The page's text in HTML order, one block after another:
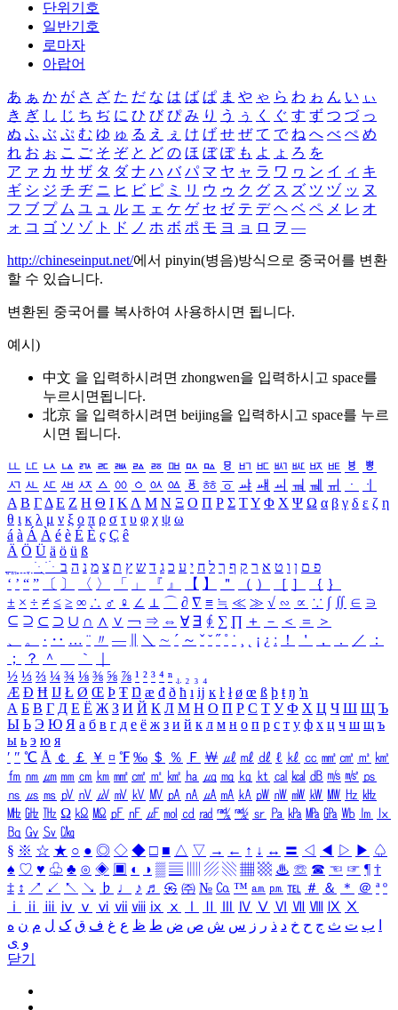
단위기호
일반기호
로마자
아랍어
あ ぁ か が さ ざ た だ な は ば ぱ ま や ゃ ら わ ゎ ん い ぃ
き ぎ し じ ち ぢ に ひ び ぴ み り う ぅ く ぐ す ず つ づ っ
ぬ ふ ぶ ぷ む ゆ ゅ る え ぇ け げ せ ぜ て で ね へ べ ぺ め
れ お ぉ こ ご そ ぞ と ど の ほ ぼ ぽ も よ ょ ろ を
ア ァ カ サ ザ タ ダ ナ ハ バ パ マ ヤ ャ ラ ワ ヮ ン イ ィ キ
ギ シ ジ チ ヂ ニ ヒ ビ ピ ミ リ ウ ゥ ク グ ス ズ ツ ヅ ッ ヌ
フ ブ プ ム ユ ュ ル エ ェ ケ ゲ セ ゼ テ デ ヘ ベ ペ メ レ オ
ォ コ ゴ ソ ゾ ト ド ノ ホ ボ ポ モ ヨ ョ ロ ヲ ―
http://chineseinput.net/에서 pinyin(병음)방식으로 중국어를 변환
할 수 있습니다.
변환된 중국어를 복사하여 사용하시면 됩니다.
예시)
中文 을 입력하시려면 zhongwen을 입력하시고 space를
누르시면됩니다.
北京 을 입력하시려면 beijing을 입력하시고 space를 누르
시면 됩니다.
ㅥ ㅦ ㅧ ㅨ ㅩ ㅪ ㅫ ㅬ ㅭ ㅮ ㅯ ㅰ ㅱ ㅲ ㅳ ㅴ ㅵ ㅶ ㅷ ㅸ
ㅹ
ㅺ ㅻ ㅼ ㅽ ㅾ ㅿ ㆀ ㆁ ㆂ ㆃ ㆄ ㆅ ㆆ ㆇ ㆈ ㆉ ㆊ ㆋ ㆌ ㆍ
ㆎ
Α Β ΓΔ Ε Ζ Η Θ Ι ΚΛ Μ Ν Ξ Ο Π Ρ Σ ΤΥ Φ Χ Ψ Ω α β γ δ ε ζ η
θ ι κ λ μ ν ξ ο π ρ σ τ υ φ χ ψ ω
á à Á À é è É È ç Ç ê
Ä Ö Ü ä ö ü ß
ִֶֹ ֻּ ׁׂ פ ם ן ו ט א ר ק ף ך ל ח י ע כ ג ד ש ץ ת צ מ נ ה ב
‘ ’ “ ” 〔 〕 〈 〉 「 」 『 』 【 】 ＂ （ ） ［ ］ ｛ ｝
± × ÷ ≠ ≤ ≥ ∞ ∴ ♂ ♀ ∠ ⊥ ⌒ ∂ ∇ ≡ ≒ ≪ ≫ √ ∽ ∝ ∵ ∫ ∬ ∈ ∋
⊆ ⊇ ⊂ ⊃ ∪ ∩ ∧ ∨ ￢ ⇒ ⇔ ∀ ∃ ∮ ∑ ∏ ＋ － ＜ ＝
＞
、
。 · ‥ … ¨ 〃 ― ＼ ∼ ´ ～ ˇ ˘ ˝ ˚ ˙ ¸ ¡ ¿ ː ！ ＇ ， ． ／
：
；
？ ＾ ｀
½ ⅓ ⅔ ¼ ¾ ⅛ ⅜ ⅝ ⅞ ¹ ² ³ ⁴ ⁿ ₁ ₂ ₃ ₄
Æ Ð Ħ Ĳ Ł Ø Œ Þ Ŧ Ŋ æ đ ð ħ ı ĳ ĸ ŀ ł ø œ ß þ ŧ ŋ ŉ
А Б В Г Д Е Ё Ж З И Й К Л М Н О П Р С Т У Ф Х Ц Ч Ш Щ Ъ
Ы Ь Э Ю Я а б в г д е ё ж з и й к л м н о п р с т у ф х ц ч ш щ ъ
ы ь э ю я
′ ″ ℃ Å ￠ ￡ ￥ ¤ ℉ ‰ ＄ ％ Ｆ ￦ ㎕ ㎖ ㎗ ℓ ㎘ ㏄ ㎣ ㎤ ㎥ ㎦
㎙ ㎚ ㎛ ㎜ ㎝ ㎞ ㎟ ㎠ ㎡ ㎢ ㏊ ㎍ ㎎ ㎏ ㏏ ㎈ ㎉ ㏈ ㎧ ㎨ ㎰
㎱ ㎲ ㎳ ㎴ ㎵ ㎶ ㎷ ㎸ ㎹ ㎀ ㎁ ㎂ ㎃ ㎄ ㎺ ㎻ ㎽ ㎾ ㎿ ㎐ ㎑
㎒ ㎓ ㎔ Ω ㏀ ㏁ ㎊ ㎋ ㎌ ㏖ ㏅ ㎭ ㎮ ㎯ ㏛ ㎩ ㎪ ㎫ ㎬ ㏝ ㏐
㏓
㏃ ㏉ ㏜ ㏆
§ ※ ☆ ★ ○ ● ◎ ◇ ◆ □ ■ △ ▽ → ← ↑ ↓ ↔ 〓 ◁ ◀ ▷ ▶ ♤
♠ ♡ ♥ ♧ ♣ ⊙ ◈ ▣ ◐ ◑ ▒ ▤ ▨ ▧ ▦ ▩ ♨ ☏ ☎ ☜ ☞ ¶ †
‡ ↕ ↗ ↙ ↖ ↘ ♭ ♩ ♪ ♬ ㉿ ㈜ № ㏇ ™ ㏂ ㏘ ℡ ＃ ＆ ＊ ＠ ª º
ⅰ
ⅱ ⅲ ⅳ ⅴ ⅵ ⅶ ⅷ ⅸ ⅹ Ⅳ Ⅴ Ⅵ Ⅶ Ⅷ Ⅸ Ⅹ
ب ت ث ج ح خ د ذ ر ز س ش ص ض ط ظ ع غ ف ق ک ل م ن ه
و ی
닫기